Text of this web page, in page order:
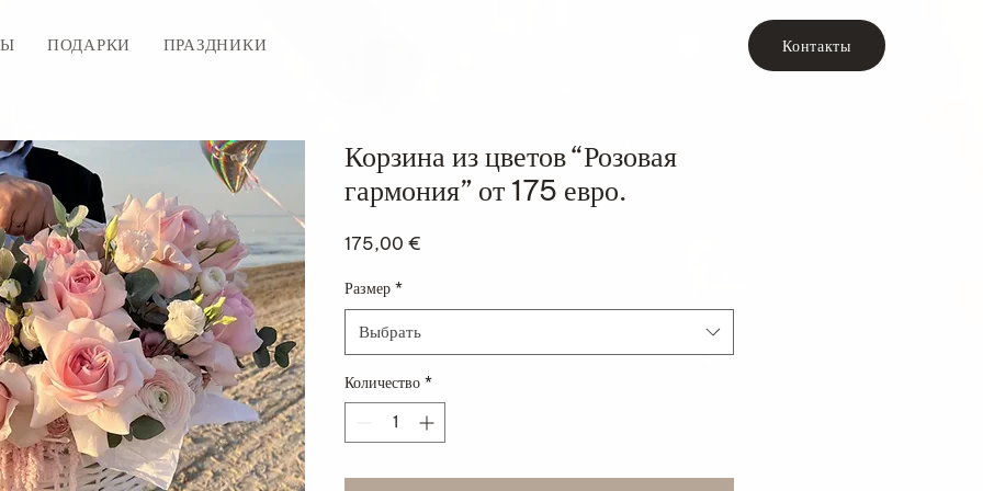
ПОДАРКИ ПРАЗДНИКИ Контакты
Корзина из цветов “Розовая
гармония” от 175 евро.
175,00 €
Размер *
Выбрать
Количество *